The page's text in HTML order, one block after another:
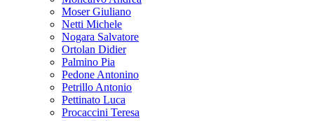
Moser Giuliano
Netti Michele
Nogara Salvatore
Ortolan Didier
Palmino Pia
Pedone Antonino
Petrillo Antonio
Pettinato Luca
Procaccini Teresa